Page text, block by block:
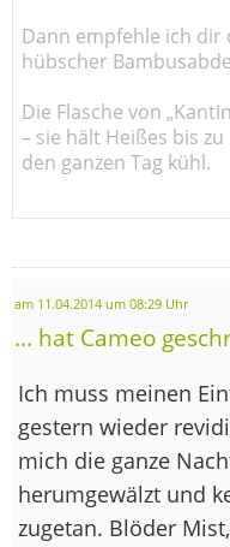
Dann empfehle ich dir
hübscher
Die Flasche von
– sie hält Heißes bis
den ganzen Tag kühl.
am 11.04.2014 um 08:29 Uhr
... hat Cameo
Ich muss meinen
gestern wieder
mich die ganze
herumgewälzt und
zugetan. Blöder